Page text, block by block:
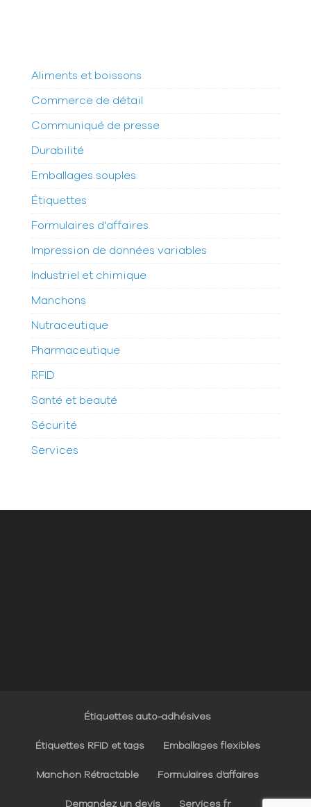
Aliments et boissons
Commerce de détail
Communiqué de presse
Durabilité
Emballages souples
Étiquettes
Formulaires d'affaires
Impression de données variables
Industriel et chimique
Manchons
Nutraceutique
Pharmaceutique
RFID
Santé et beauté
Sécurité
Services
Étiquettes auto-adhésives
Étiquettes RFID et tags Emballages flexibles
Manchon Rétractable Formulaires d’affaires
Demandez un devis Services fr